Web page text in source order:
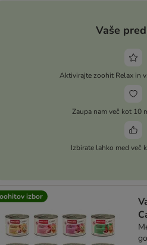
Vaše
Aktivirajte zoohit Relax in
Zaupa nam več kot 10
Izbirate lahko med več
izbor